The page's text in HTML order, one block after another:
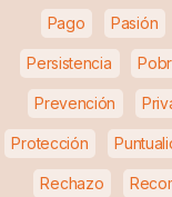
Pago Pasión
Persistencia
Prevención
Protección
Rechazo